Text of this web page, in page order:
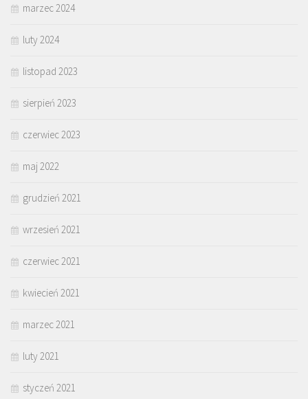
marzec 2024
luty 2024
listopad 2023
sierpień 2023
czerwiec 2023
maj 2022
grudzień 2021
wrzesień 2021
czerwiec 2021
kwiecień 2021
marzec 2021
luty 2021
styczeń 2021